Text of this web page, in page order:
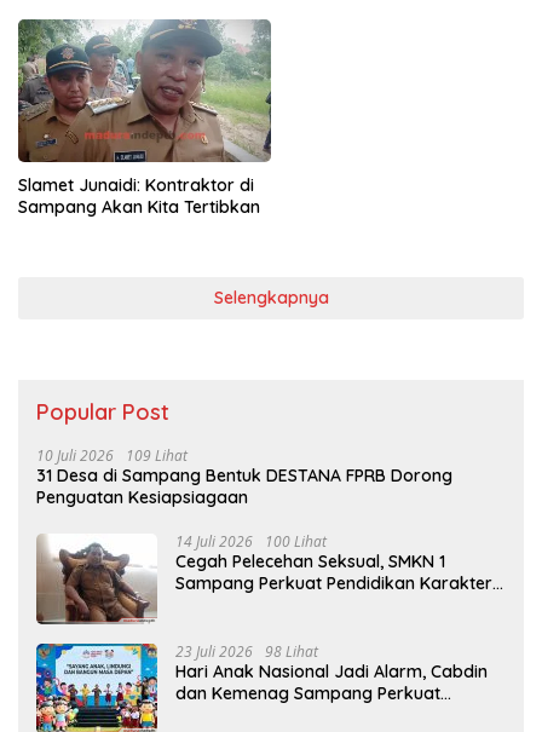
Slamet Junaidi: Kontraktor di
Sampang Akan Kita Tertibkan
Selengkapnya
Popular Post
10 Juli 2026 109 Lihat
31 Desa di Sampang Bentuk DESTANA FPRB Dorong
Penguatan Kesiapsiagaan
14 Juli 2026 100 Lihat
Cegah Pelecehan Seksual, SMKN 1
Sampang Perkuat Pendidikan Karakter
23 Juli 2026 98 Lihat
Hari Anak Nasional Jadi Alarm, Cabdin
dan Kemenag Sampang Perkuat